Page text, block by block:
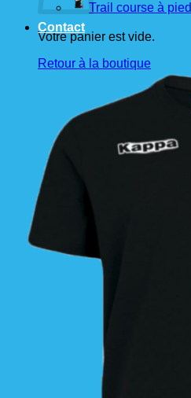
Votre panier est vide.
Retour à la boutique
Trail course à pied
Contact